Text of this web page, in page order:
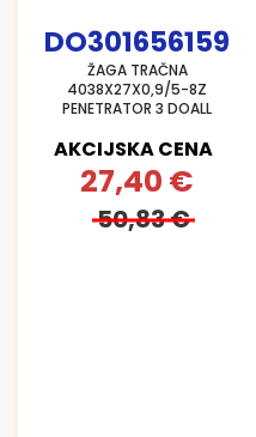
DO301656159
ŽAGA TRAČNA
4038X27X0,9/5-8Z
PENETRATOR 3 DOALL
AKCIJSKA CENA
27,40 €
50,83 €